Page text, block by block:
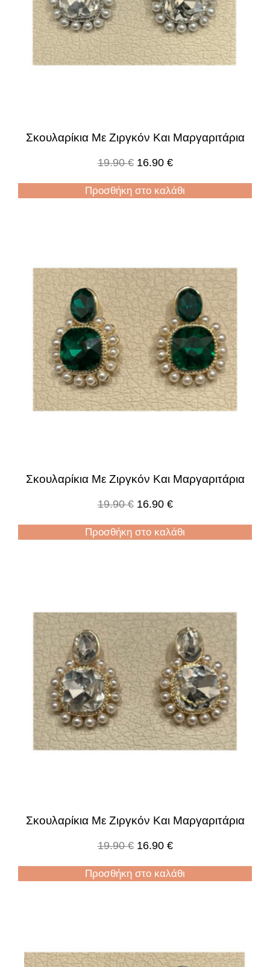
Σκουλαρίκια Με Ζιργκόν Και Μαργαριτάρια
19.90€ 16.90 €
Προσθήκη στο καλάθι
Σκουλαρίκια Με Ζιργκόν Και Μαργαριτάρια
19.90€ 16.90 €
Προσθήκη στο καλάθι
Σκουλαρίκια Με Ζιργκόν Και Μαργαριτάρια
19.90€ 16.90 €
Προσθήκη στο καλάθι